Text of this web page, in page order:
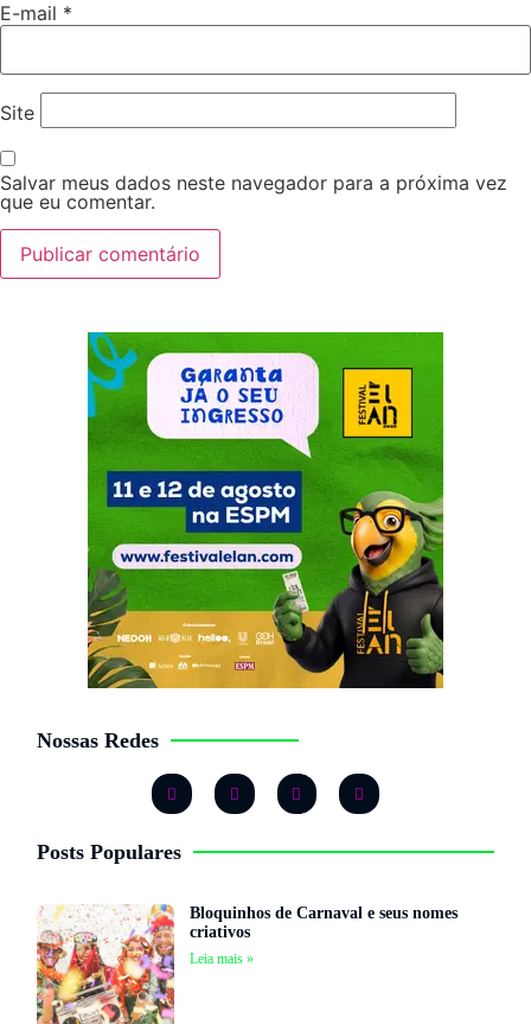
E-mail *
Site
Salvar meus dados neste navegador para a próxima vez
que eu comentar.
Nossas Redes
Posts Populares
Bloquinhos de Carnaval e seus nomes
criativos
Leia mais »